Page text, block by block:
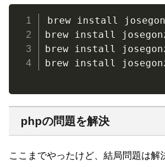
brew install
brew install
brew install
phpの問題を解決
ここまでやったけど、結局問題は解